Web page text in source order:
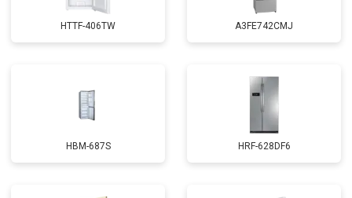
HTTF-406TW A3FE742CMJ
HBM-687S HRF-628DF6